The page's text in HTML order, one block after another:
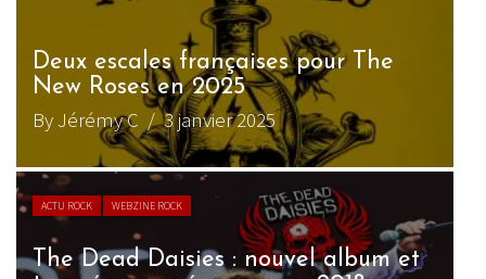
Deux escales françaises pour The
New Roses en 2025
By Jérémy C / 3 janvier 2025
ACTU ROCK WEBZINE ROCK
The Dead Daisies : nouvel album et